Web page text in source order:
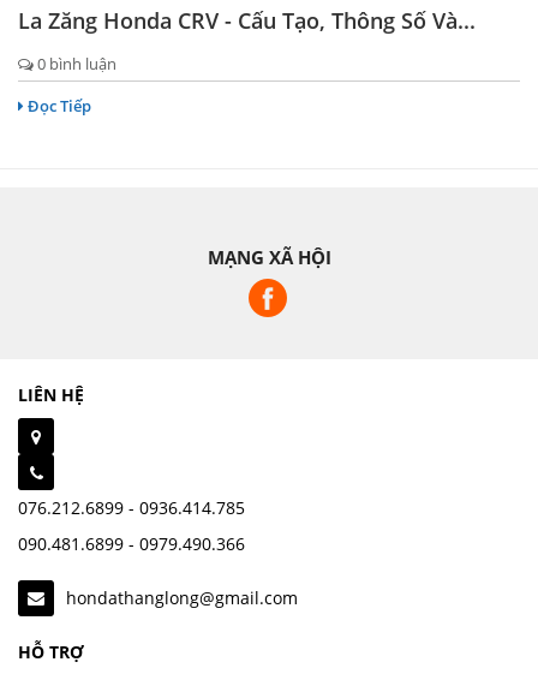
La Zăng Honda CRV - Cấu Tạo, Thông Số Và...
0 bình luận
Đọc Tiếp
MẠNG XÃ HỘI
LIÊN HỆ
076.212.6899 - 0936.414.785
090.481.6899 - 0979.490.366
hondathanglong@gmail.com
HỖ TRỢ